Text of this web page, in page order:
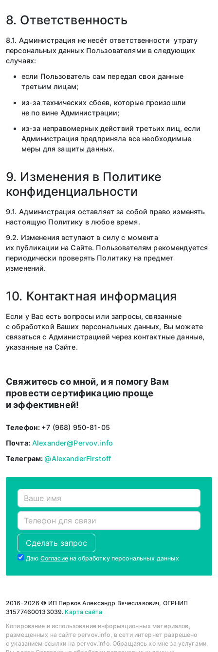
8. Ответственность
8.1. Администрация не несёт ответственности утрату
персональных данных Пользователями в следующих
случаях:
если Пользователь сам передал свои данные
третьим лицам;
из-за технических сбоев, которые произошли
не по вине Администрации;
из-за неправомерных действий третьих лиц, если
Администрация предприняла все необходимые
меры для защиты данных.
9. Изменения в Политике
конфиденциальности
9.1. Администрация оставляет за собой право изменять
настоящую Политику в любое время.
9.2. Изменения вступают в силу с момента
их публикации на Сайте. Пользователям рекомендуется
периодически проверять Политику на предмет
изменений.
10. Контактная информация
Если у Вас есть вопросы или запросы, связанные
с обработкой Ваших персональных данных, Вы можете
связаться с Администрацией через контактные данные,
указанные на Сайте.
Свяжитесь со мной, и я помогу Вам
провести сертификацию проще
и эффективней!
Телефон: +7 (968) 950-81-05
Почта: Alexander@Pervov.info
Телеграм:@AlexanderFirstoff
Сделать запрос
Даю Cогласиена обработку персональных данных
2016-2026 © ИП Первов Александр Вячеславович, ОГРНИП
315774600133039. Карта сайта
Копирование и использование информационных материалов,
размещенных на сайте pervov.info, в сети интернет разрешено
с указанием ссылки на pervov.info. Обращаясь ко мне за услугами,